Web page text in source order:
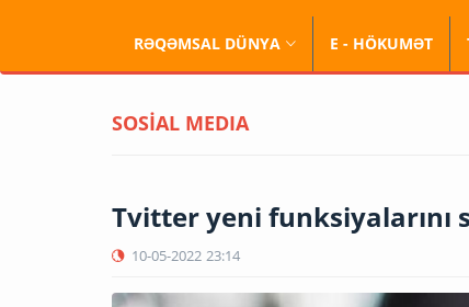
RƏQƏMSAL DÜNYA E - HÖKUMƏT
SOSİAL MEDIA
Tvitter yeni funksiyalarını
10-05-2022 23:14